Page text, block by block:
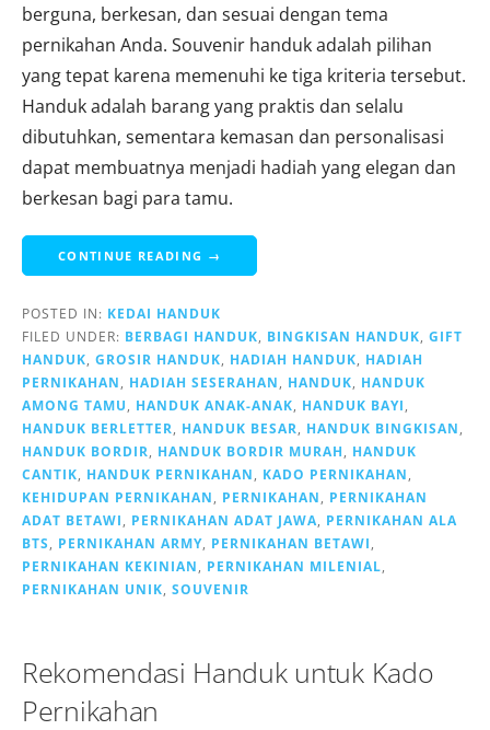
berguna, berkesan, dan sesuai dengan tema
pernikahan Anda. Souvenir handuk adalah pilihan
yang tepat karena memenuhi ke tiga kriteria tersebut.
Handuk adalah barang yang praktis dan selalu
dibutuhkan, sementara kemasan dan personalisasi
dapat membuatnya menjadi hadiah yang elegan dan
berkesan bagi para tamu.
CONTINUE READING →
POSTED IN: KEDAI HANDUK
FILED UNDER: BERBAGI HANDUK BINGKISAN HANDUK GIFT
HANDUK GROSIR HANDUK HADIAH HANDUK
HADIAH
PERNIKAHAN
HADIAH SESERAHAN HANDUK
HANDUK
AMONG TAMU
HANDUK ANAK-ANAK HANDUK BAYI
HANDUK BERLETTER
HANDUK BESAR HANDUK BINGKISAN
HANDUK BORDIR
HANDUK BORDIR MURAH
HANDUK
CANTIK
HANDUK PERNIKAHAN KADO PERNIKAHAN
KEHIDUPAN PERNIKAHAN
PERNIKAHAN
PERNIKAHAN
ADAT BETAWI
PERNIKAHAN ADAT JAWA
PERNIKAHAN ALA
BTS
PERNIKAHAN ARMY PERNIKAHAN BETAWI
PERNIKAHAN KEKINIAN
PERNIKAHAN MILENIAL
PERNIKAHAN UNIK SOUVENIR
Rekomendasi Handuk untuk Kado
Pernikahan